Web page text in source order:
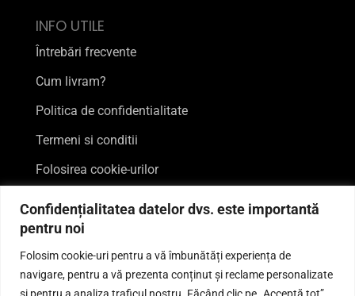
Confidențialitatea datelor dvs. este importantă
pentru noi
Folosim cookie-uri pentru a vă îmbunătăți experiența de
navigare, pentru a vă prezenta conținut și reclame personalizate
și pentru a analiza traficul nostru. Făcând clic pe „Acceptă tot”,
INFO UTILE
Întrebări frecvente
Cum livram?
Politica de confidentialitate
Termeni si conditii
Folosirea cookie-urilor